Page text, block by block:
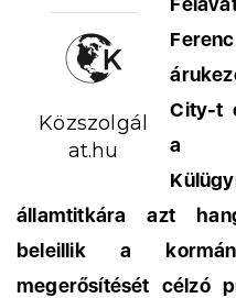
Közszolgál
at.hu
City-t
a
államtitkára azt
beleillik a
megerősítését célzó